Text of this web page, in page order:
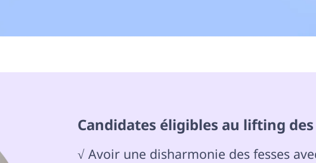
Candidates éligibles au lifting des